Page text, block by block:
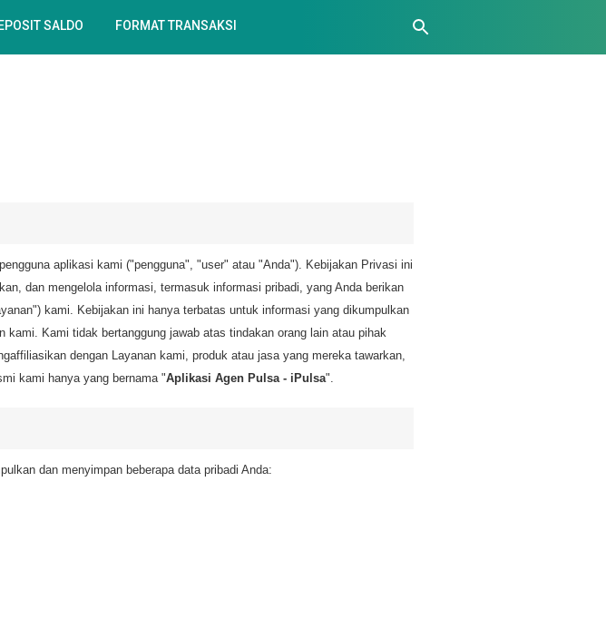
SALDO FORMAT TRANSAKSI
aplikasi kami ("pengguna", "user" atau "Anda"). Kebijakan Privasi ini
dan mengelola informasi, termasuk informasi pribadi, yang Anda berikan
kami. Kebijakan ini hanya terbatas untuk informasi yang dikumpulkan
kami. Kami tidak bertanggung jawab atas tindakan orang lain atau pihak
dengan Layanan kami, produk atau jasa yang mereka tawarkan,
kami hanya yang bernama "Aplikasi Agen Pulsa - iPulsa".
dan menyimpan beberapa data pribadi Anda: